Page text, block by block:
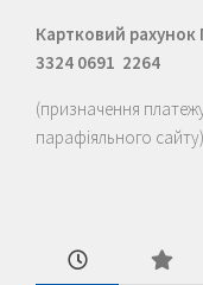
Картковий рахунок
3324 0691 2264
(призначення
парафіяльного сайту)